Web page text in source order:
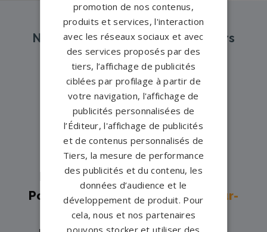
Nos pompes funèbres et marbriers
partenaires à proximité
Pompes funèbres -Amance→
Pompes funèbres -
Breuches→
Pompes funèbres -
Combeaufontaine→
Pompes funèbres - Corbenay→
Pompes funèbres - Dampierre-sur-
Salon→
promotion de nos contenus,
produits et services, l'interaction
avec les réseaux sociaux et avec
des services proposés par des
tiers, l’affichage de publicités
ciblées par profilage à partir de
votre navigation, l'affichage de
publicités personnalisées de
l’Éditeur, l'affichage de publicités
et de contenus personnalisés de
Tiers, la mesure de performance
des publicités et du contenu, les
données d’audience et le
développement de produit. Pour
cela, nous et nos partenaires